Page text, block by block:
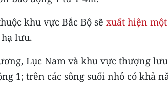
khu vực Bắc Bộ sẽ xuất hiện
lưu.
Lục Nam và khu vực thượng lưu
1; trên các sông suối nhỏ có khả